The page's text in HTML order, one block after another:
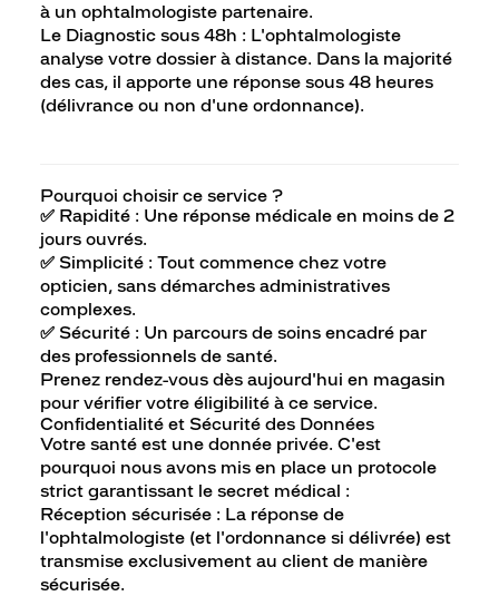
à un ophtalmologiste partenaire.
Le Diagnostic sous 48h : L'ophtalmologiste
analyse votre dossier à distance. Dans la majorité
des cas, il apporte une réponse sous 48 heures
(délivrance ou non d'une ordonnance).
Pourquoi choisir ce service ?
✅ Rapidité : Une réponse médicale en moins de 2
jours ouvrés.
✅ Simplicité : Tout commence chez votre
opticien, sans démarches administratives
complexes.
✅ Sécurité : Un parcours de soins encadré par
des professionnels de santé.
Prenez rendez-vous dès aujourd'hui en magasin
pour vérifier votre éligibilité à ce service.
Confidentialité et Sécurité des Données
Votre santé est une donnée privée. C'est
pourquoi nous avons mis en place un protocole
strict garantissant le secret médical :
Réception sécurisée : La réponse de
l'ophtalmologiste (et l'ordonnance si délivrée) est
transmise exclusivement au client de manière
sécurisée.